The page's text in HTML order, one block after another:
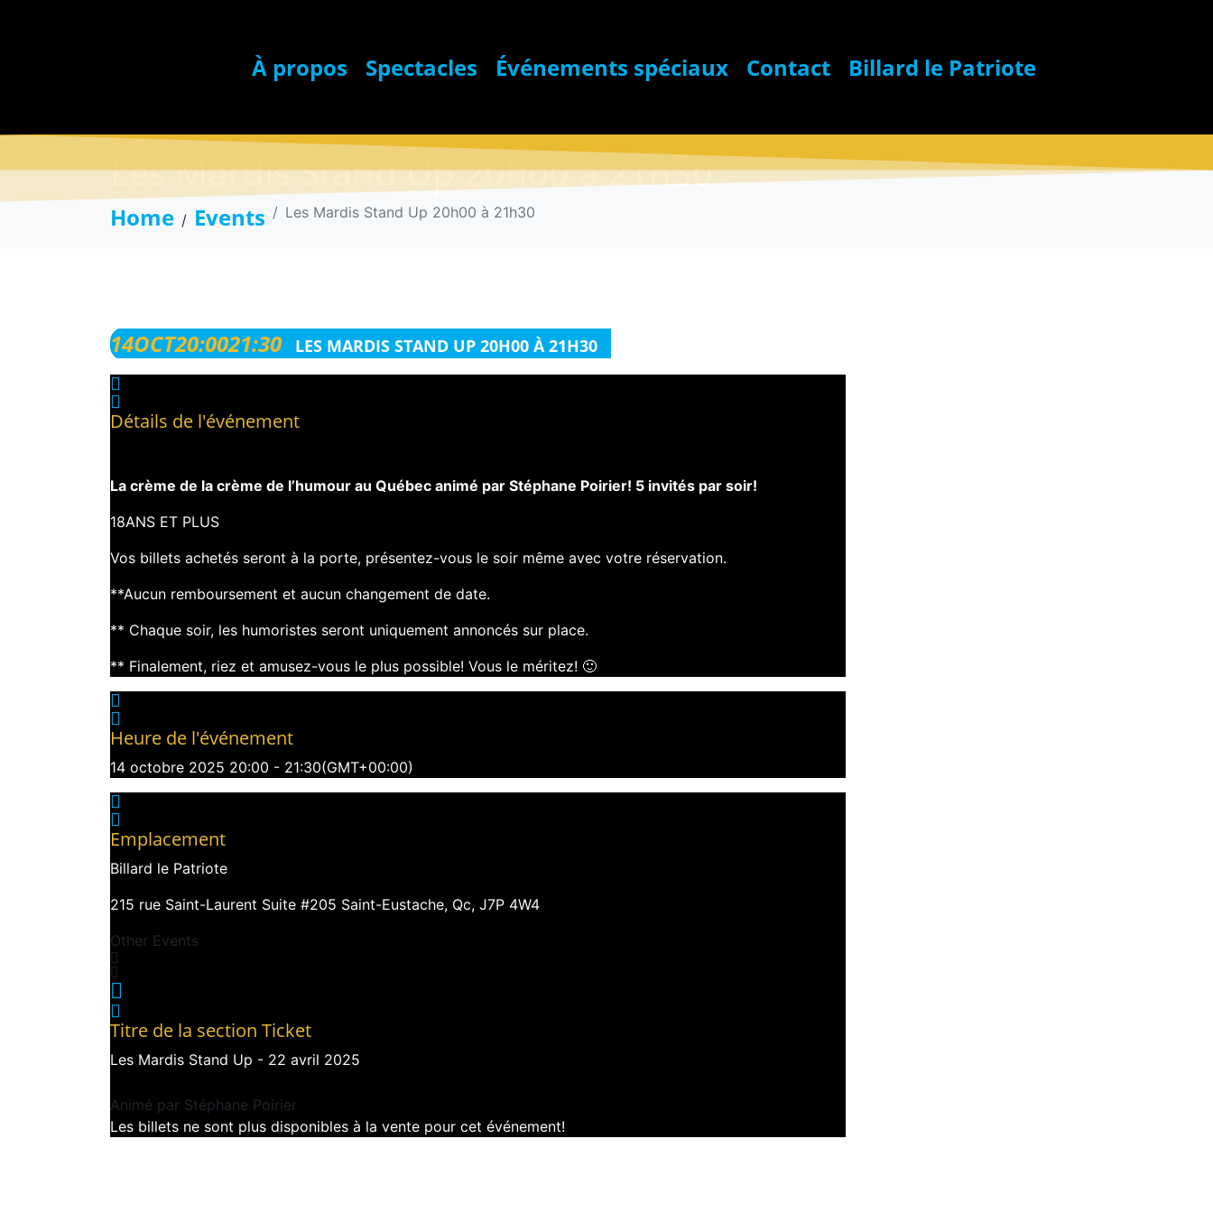
À propos Spectacles Événements spéciaux Contact Billard le Patriote
Les Mardis Stand Up 20h00 à 21h30
Home Events Les Mardis Stand Up 20h00 à 21h30
14OCT20:0021:30 LES MARDIS STAND UP 20H00 À 21H30
Détails de l'événement
La crème de la crème de l’humour au Québec animé par Stéphane Poirier! 5 invités par soir!
18ANS ET PLUS
Vos billets achetés seront à la porte, présentez-vous le soir même avec votre réservation.
**Aucun remboursement et aucun changement de date.
** Chaque soir, les humoristes seront uniquement annoncés sur place.
** Finalement, riez et amusez-vous le plus possible! Vous le méritez! 🙂
Heure de l'événement
14 octobre 2025 20:00 - 21:30(GMT+00:00)
Emplacement
Billard le Patriote
215 rue Saint-Laurent Suite #205 Saint-Eustache, Qc, J7P 4W4
Other Events
Titre de la section Ticket
Les Mardis Stand Up - 22 avril 2025
Animé par Stéphane Poirier
Les billets ne sont plus disponibles à la vente pour cet événement!